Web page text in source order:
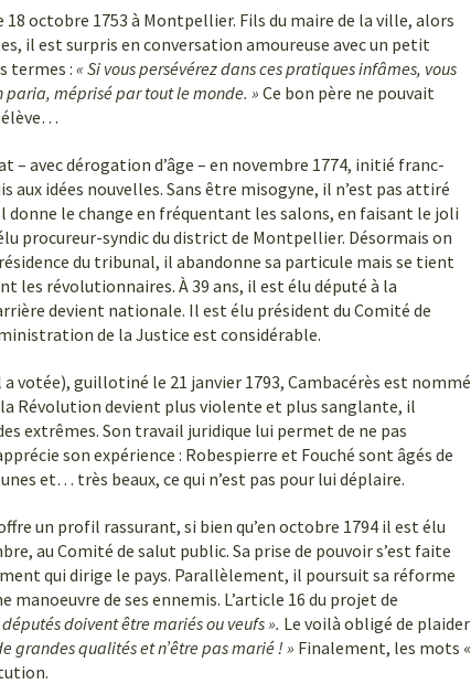
octobre 1753 à Montpellier. Fils du maire de la ville, alors
il est surpris en conversation amoureuse avec un petit
termes : « Si vous persévérez dans ces pratiques infâmes, vous
paria, méprisé par tout le monde. » Ce bon père ne pouvait
élève…
avec dérogation d’âge – en novembre 1774, initié franc-
aux idées nouvelles. Sans être misogyne, il n’est pas attiré
le change en fréquentant les salons, en faisant le joli
procureur-syndic du district de Montpellier. Désormais on
du tribunal, il abandonne sa particule mais se tient
les révolutionnaires. À 39 ans, il est élu député à la
devient nationale. Il est élu président du Comité de
de la Justice est considérable.
a votée), guillotiné le 21 janvier 1793, Cambacérès est nommé
Révolution devient plus violente et plus sanglante, il
extrêmes. Son travail juridique lui permet de ne pas
son expérience : Robespierre et Fouché sont âgés de
et… très beaux, ce qui n’est pas pour lui déplaire.
un profil rassurant, si bien qu’en octobre 1794 il est élu
au Comité de salut public. Sa prise de pouvoir s’est faite
qui dirige le pays. Parallèlement, il poursuit sa réforme
de ses ennemis. L’article 16 du projet de
députés doivent être mariés ou veufs ». Le voilà obligé de plaider
grandes qualités et n’être pas marié ! » Finalement, les mots «